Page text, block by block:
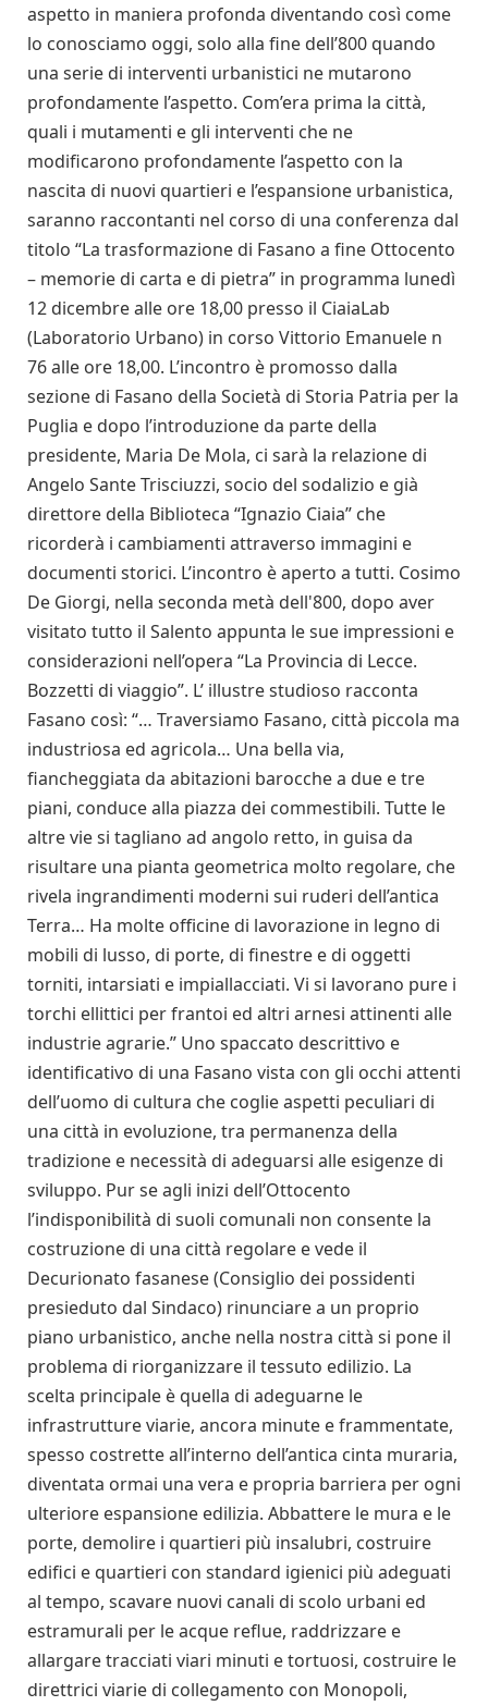
aspetto in maniera profonda diventando così come
lo conosciamo oggi, solo alla fine dell’800 quando
una serie di interventi urbanistici ne mutarono
profondamente l’aspetto. Com’era prima la città,
quali i mutamenti e gli interventi che ne
modificarono profondamente l’aspetto con la
nascita di nuovi quartieri e l’espansione urbanistica,
saranno raccontanti nel corso di una conferenza dal
titolo “La trasformazione di Fasano a fine Ottocento
– memorie di carta e di pietra” in programma lunedì
12 dicembre alle ore 18,00 presso il CiaiaLab
(Laboratorio Urbano) in corso Vittorio Emanuele n
76 alle ore 18,00. L’incontro è promosso dalla
sezione di Fasano della Società di Storia Patria per la
Puglia e dopo l’introduzione da parte della
presidente, Maria De Mola, ci sarà la relazione di
Angelo Sante Trisciuzzi, socio del sodalizio e già
direttore della Biblioteca “Ignazio Ciaia” che
ricorderà i cambiamenti attraverso immagini e
documenti storici. L’incontro è aperto a tutti. Cosimo
De Giorgi, nella seconda metà dell'800, dopo aver
visitato tutto il Salento appunta le sue impressioni e
considerazioni nell’opera “La Provincia di Lecce.
Bozzetti di viaggio”. L’ illustre studioso racconta
Fasano così: “… Traversiamo Fasano, città piccola ma
industriosa ed agricola… Una bella via,
fiancheggiata da abitazioni barocche a due e tre
piani, conduce alla piazza dei commestibili. Tutte le
altre vie si tagliano ad angolo retto, in guisa da
risultare una pianta geometrica molto regolare, che
rivela ingrandimenti moderni sui ruderi dell’antica
Terra… Ha molte officine di lavorazione in legno di
mobili di lusso, di porte, di finestre e di oggetti
torniti, intarsiati e impiallacciati. Vi si lavorano pure i
torchi ellittici per frantoi ed altri arnesi attinenti alle
industrie agrarie.” Uno spaccato descrittivo e
identificativo di una Fasano vista con gli occhi attenti
dell’uomo di cultura che coglie aspetti peculiari di
una città in evoluzione, tra permanenza della
tradizione e necessità di adeguarsi alle esigenze di
sviluppo. Pur se agli inizi dell’Ottocento
l’indisponibilità di suoli comunali non consente la
costruzione di una città regolare e vede il
Decurionato fasanese (Consiglio dei possidenti
presieduto dal Sindaco) rinunciare a un proprio
piano urbanistico, anche nella nostra città si pone il
problema di riorganizzare il tessuto edilizio. La
scelta principale è quella di adeguarne le
infrastrutture viarie, ancora minute e frammentate,
spesso costrette all’interno dell’antica cinta muraria,
diventata ormai una vera e propria barriera per ogni
ulteriore espansione edilizia. Abbattere le mura e le
porte, demolire i quartieri più insalubri, costruire
edifici e quartieri con standard igienici più adeguati
al tempo, scavare nuovi canali di scolo urbani ed
estramurali per le acque reflue, raddrizzare e
allargare tracciati viari minuti e tortuosi, costruire le
direttrici viarie di collegamento con Monopoli,